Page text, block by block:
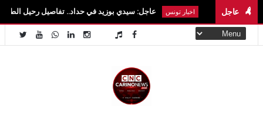
عاجل
اخبار تونس عاجل: سيدي بوزيد في حداد.. تفاصيل رحيل الطالبة آية الزايدي